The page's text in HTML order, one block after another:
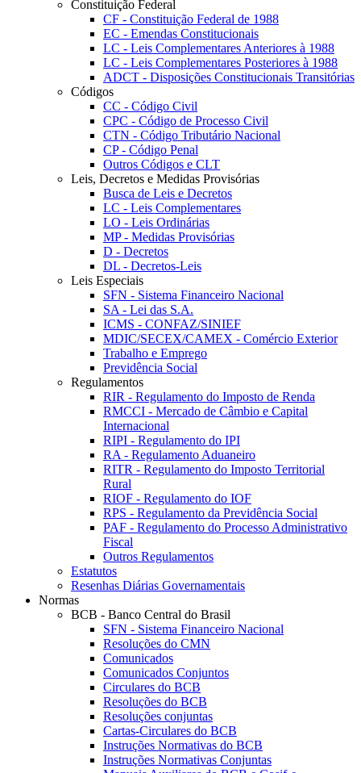
Constituição Federal
CF - Constituição Federal de 1988
EC - Emendas Constitucionais
LC - Leis Complementares Anteriores à 1988
LC - Leis Complementares Posteriores à 1988
ADCT - Disposições Constitucionais Transitórias
Códigos
CC - Código Civil
CPC - Código de Processo Civil
CTN - Código Tributário Nacional
CP - Código Penal
Outros Códigos e CLT
Leis, Decretos e Medidas Provisórias
Busca de Leis e Decretos
LC - Leis Complementares
LO - Leis Ordinárias
MP - Medidas Provisórias
D - Decretos
DL - Decretos-Leis
Leis Especiais
SFN - Sistema Financeiro Nacional
SA - Lei das S.A.
ICMS - CONFAZ/SINIEF
MDIC/SECEX/CAMEX - Comércio Exterior
Trabalho e Emprego
Previdência Social
Regulamentos
RIR - Regulamento do Imposto de Renda
RMCCI - Mercado de Câmbio e Capital
Internacional
RIPI - Regulamento do IPI
RA - Regulamento Aduaneiro
RITR - Regulamento do Imposto Territorial
Rural
RIOF - Regulamento do IOF
RPS - Regulamento da Previdência Social
PAF - Regulamento do Processo Administrativo
Fiscal
Outros Regulamentos
Estatutos
Resenhas Diárias Governamentais
Normas
BCB - Banco Central do Brasil
SFN - Sistema Financeiro Nacional
Resoluções do CMN
Comunicados
Comunicados Conjuntos
Circulares do BCB
Resoluções do BCB
Resoluções conjuntas
Cartas-Circulares do BCB
Instruções Normativas do BCB
Instruções Normativas Conjuntas